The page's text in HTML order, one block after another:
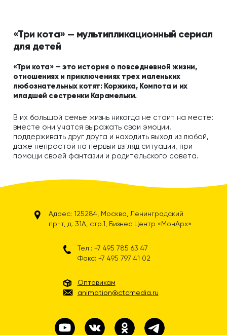
«Три кота» — мультипликационный сериал
для детей
«Три кота» — это история о повседневной жизни,
отношениях и приключениях трех маленьких
любознательных котят: Коржика, Компота и их
младшей сестренки Карамельки.
В их большой семье жизнь никогда не стоит на месте:
вместе они учатся выражать свои эмоции,
поддерживать друг друга и находить выход из любой,
даже непростой на первый взгляд ситуации, при
помощи своей фантазии и родительского совета.
Адрес: 125284, Москва, Ленинградский
пр-т, д. 31А, стр.1, Бизнес Центр «МонАрх»
Тел.: +7 495 785 63 47
Факс: +7 495 797 41 02
Оптовикам
animation@ctcmedia.ru